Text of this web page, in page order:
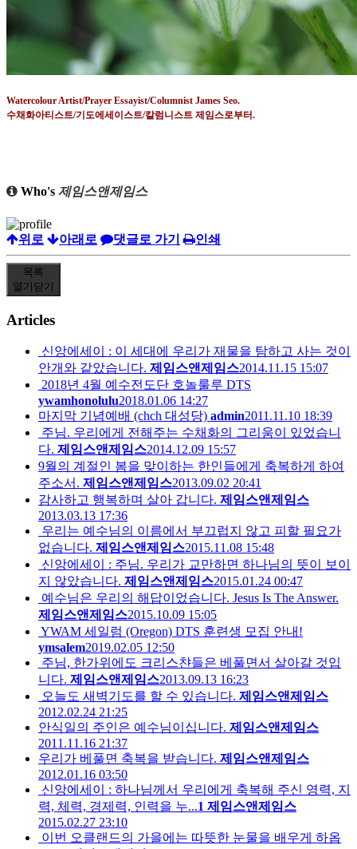
Watercolour Artist/Prayer Essayist/Columnist James Seo.
수채화아티스트/기도에세이스트/칼럼니스트 제임스로부터.
Who's 제임스앤제임스
위로 아래로 댓글로 가기 인쇄
목록
열기 닫기
Articles
신앙에세이 : 이 세대에 우리가 재물을 탐하고 사는 것이
안개와 같았습니다. 제임스앤제임스2014.11.15 15:07
2018년 4월 예수전도단 호놀룰루 DTS
ywamhonolulu2018.01.06 14:27
마지막 기념예배 (chch 대성당) admin2011.11.10 18:39
주님. 우리에게 전해주는 수채화의 그리움이 있었습니
다. 제임스앤제임스2014.12.09 15:57
9월의 계절인 봄을 맞이하는 한인들에게 축복하게 하여
주소서. 제임스앤제임스2013.09.02 20:41
감사하고 행복하며 살아 갑니다. 제임스앤제임스
2013.03.13 17:36
우리는 예수님의 이름에서 부끄럽지 않고 피할 필요가
없습니다. 제임스앤제임스2015.11.08 15:48
신앙에세이 : 주님. 우리가 교만하면 하나님의 뜻이 보이
지 않았습니다. 제임스앤제임스2015.01.24 00:47
예수님은 우리의 해답이었습니다. Jesus Is The Answer.
제임스앤제임스2015.10.09 15:05
YWAM 세일럼 (Oregon) DTS 훈련생 모집 안내!
ymsalem2019.02.05 12:50
주님, 한가위에도 크리스챤들은 베풀면서 살아갈 것입
니다. 제임스앤제임스2013.09.13 16:23
오늘도 새벽기도를 할 수 있습니다. 제임스앤제임스
2012.02.24 21:25
안식일의 주인은 예수님이십니다. 제임스앤제임스
2011.11.16 21:37
우리가 베풀면 축복을 받습니다. 제임스앤제임스
2012.01.16 03:50
신앙에세이 : 하나님께서 우리에게 축복해 주신 영력, 지
력, 체력, 경제력, 인력을 누...1 제임스앤제임스
2015.02.27 23:10
이번 오클랜드의 가을에는 따뜻한 눈물을 배우게 하옵